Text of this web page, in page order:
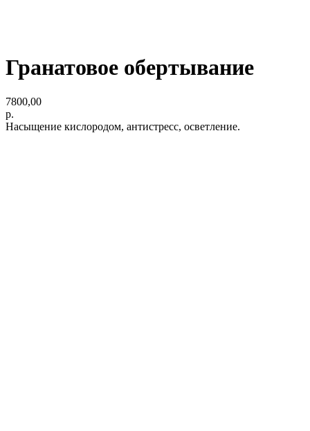
Гранатовое обертывание
7800,00
р.
Насыщение кислородом, антистресс, осветление.